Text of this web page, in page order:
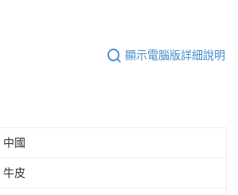
顯示電腦版詳細說明
中國
牛皮